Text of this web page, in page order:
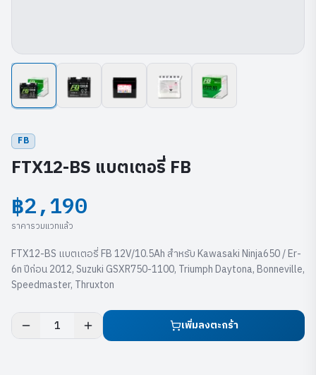
FB
FTX12-BS แบตเตอรี่ FB
฿2,190
ราคารวมแวทแล้ว
FTX12-BS แบตเตอรี่ FB 12V/10.5Ah สำหรับ Kawasaki Ninja650 / Er-
6n ปีก่อน 2012, Suzuki GSXR750-1100, Triumph Daytona, Bonneville,
Speedmaster, Thruxton
1 เพิ่มลงตะกร้า